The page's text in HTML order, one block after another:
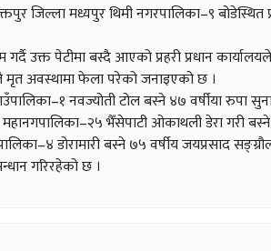
जिल्ला मध्यपुर थिमी नगरपालिका–९
गर्दै उक्त पेटीमा बस्दै आएको प्रहरी प्रधान
मृत अवस्थामा फेला परेको जनाइएको छ ।
नवज्योती टोल बस्ने ४७ वर्षीया
भैँसेपाटी ओकाथली डेरा गरी
डोरामारी बस्ने ७५ वर्षीय जयप्रसाद
गरिरहेको छ ।